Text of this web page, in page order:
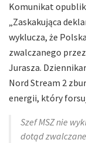
Komunikat
„Zaskakująca
wyklucza, że
zwalczanego
Jurasza.
Nord Stream 2
energii, który
Szef MSZ nie
dotąd